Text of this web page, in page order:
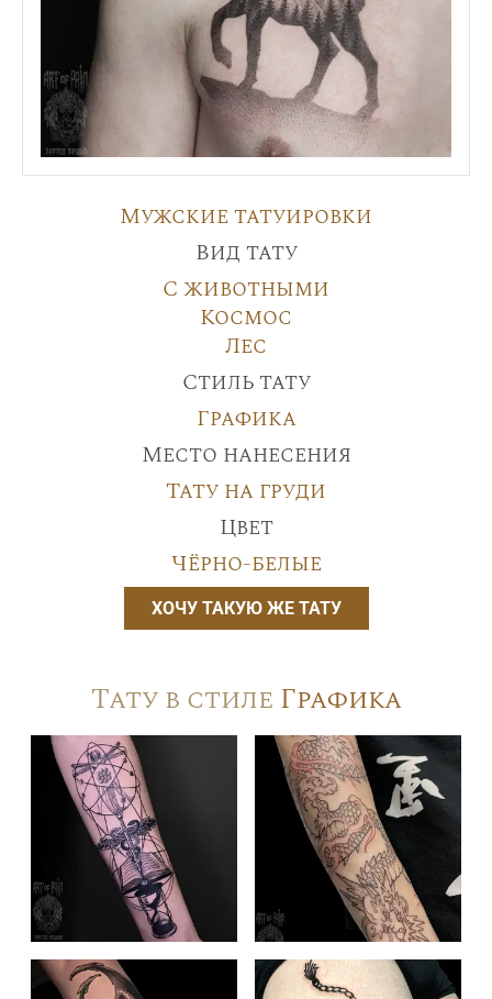
Мужские татуировки
Вид тату
С животными
Космос
Лес
Стиль тату
Графика
Место нанесения
Тату на груди
Цвет
Чёрно-белые
ХОЧУ ТАКУЮ ЖЕ ТАТУ
Тату в стиле Графика